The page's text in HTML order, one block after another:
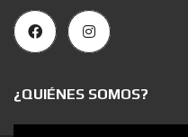
¿QUIÉNES SOMOS?